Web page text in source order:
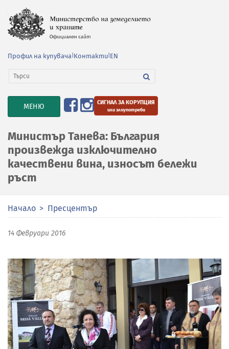
Профил на купувача Контакти EN
TOGGLE
NAVIGATION
МЕНЮ СИГНАЛ ЗА КОРУПЦИЯ
или злоупотреби
Министър Танева: България
произвежда изключително
качествени вина, износът бележи
ръст
Начало Пресцентър
14 Февруари 2016